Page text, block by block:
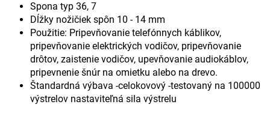
Spona typ 36, 7
Dĺžky nožičiek spôn 10 - 14 mm
Použitie: Pripevňovanie telefónnych káblikov,
pripevňovanie elektrických vodičov, pripevňovanie
drôtov, zaistenie vodičov, upevňovanie audiokáblov,
pripevnenie šnúr na omietku alebo na drevo.
Štandardná výbava -celokovový -testovaný na 100000
výstrelov nastaviteľná sila výstrelu